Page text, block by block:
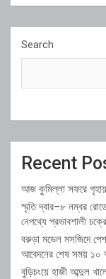
Search
Recent
আজ কুমিল্লা সফরে
স্মৃতি দ্বার–৮ নম্বর
নেপথ্যে প্রভাবশালী
বরুড়া মডেল মসজিদে পেশ
আবেদনের শেষ সময় ১০
বুড়িচংয়ে হাজী আব্দুল